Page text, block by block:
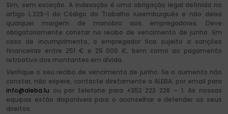
Sim, sem exceção. A indexação é uma obrigação legal definida no
artigo L.223-1 do Código do Trabalho luxemburguês e não deixa
qualquer margem de manobra aos empregadores. Deve
obrigatoriamente constar no recibo de vencimento de junho. Em
caso de incumprimento, o empregador fica sujeito a sanções
financeiras entre 251 € e 25 000 €, bem como ao pagamento
retroativo dos montantes em dívida.
Verifique o seu recibo de vencimento de junho. Se o aumento não
constar, não espere, contacte diretamente a ALEBA: por email para
info@aleba.lu ou por telefone para +352 223 228 – 1. As nossas
equipas estão disponíveis para o aconselhar e defender os seus
direitos.